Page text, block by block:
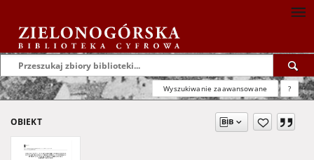
Wyszukiwanie zaawansowane ?
OBIEKT